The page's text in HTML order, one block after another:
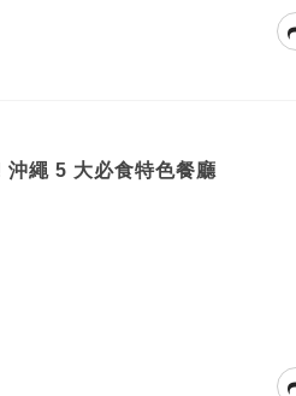
沖繩 5 大必食特色餐廳